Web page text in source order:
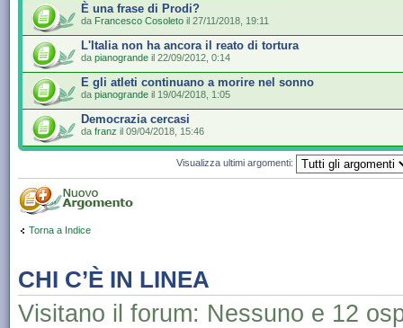
È una frase di Prodi?
da Francesco Cosoleto il 27/11/2018, 19:11
L'Italia non ha ancora il reato di tortura
da pianogrande il 22/09/2012, 0:14
E gli atleti continuano a morire nel sonno
da pianogrande il 19/04/2018, 1:05
Democrazia cercasi
da franz il 09/04/2018, 15:46
Visualizza ultimi argomenti:
Torna a Indice
CHI C’È IN LINEA
Visitano il forum: Nessuno e 12